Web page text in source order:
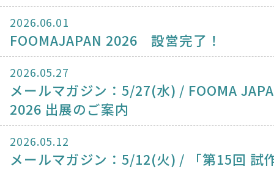
2026.06.01
FOOMAJAPAN 2026 設営完了！
2026.05.27
メールマガジン：5/27(水) / FOOMA
2026 出展のご案内
2026.05.12
メールマガジン：5/12(火) / 「第15回 試